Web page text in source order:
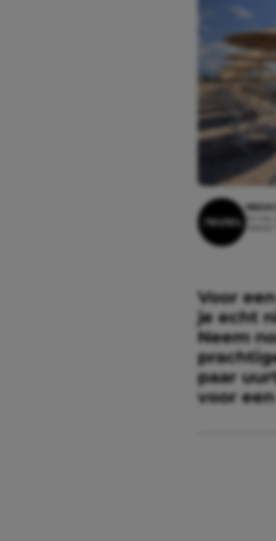
Voor
je echt
Neem
paar
voor